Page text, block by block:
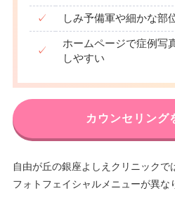
✓ しみ予備軍や細かな部
✓
ホームページで症例写
しやすい
カウンセリング
自由が丘の銀座よしえクリニックで
フォトフェイシャルメニューが異な